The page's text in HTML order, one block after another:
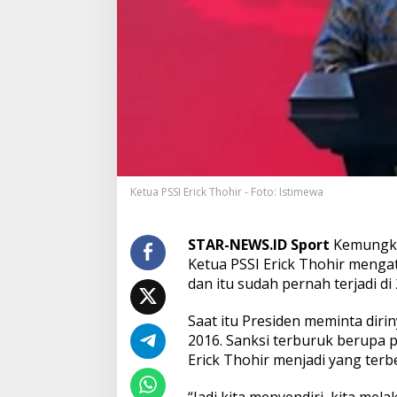
e
o
s
i
a
Ketua PSSI Erick Thohir - Foto: Istimewa
STAR-NEWS.ID Sport
Ketua PSSI Erick Thohir
dan itu sudah pernah terjadi di
Saat itu Presiden meminta
2016. Sanksi terburuk berupa
Erick Thohir menjadi yang